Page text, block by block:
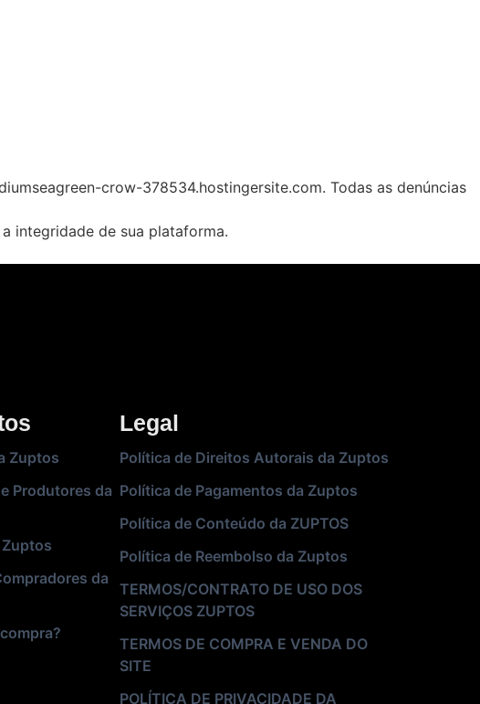
crow-378534.hostingersite.com. Todas as denúncias
integridade de sua plataforma.
Zuptos
Produtores da
da
Legal
Política de Direitos Autorais da Zuptos
Política de Pagamentos da Zuptos
Política de Conteúdo da ZUPTOS
Política de Reembolso da Zuptos
TERMOS/CONTRATO DE USO DOS
SERVIÇOS ZUPTOS
TERMOS DE COMPRA E VENDA DO
SITE
POLÍTICA DE PRIVACIDADE DA